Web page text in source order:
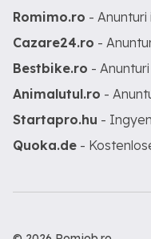
Romimo.ro - Anunturi
Cazare24.ro -
Bestbike.ro -
Animalutul.ro -
Startapro.hu -
Quoka.de -